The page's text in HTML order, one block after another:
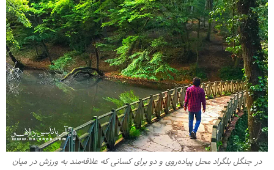
در جنگل بلگراد محل پیاده‌روی و دو برای کسانی که علاقه‌مند به ورزش در میان